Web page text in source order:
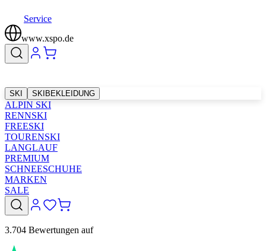
Service
www.xspo.de
SKI SKIBEKLEIDUNG
ALPIN SKI
RENNSKI
FREESKI
TOURENSKI
LANGLAUF
PREMIUM
SCHNEESCHUHE
MARKEN
SALE
3.704 Bewertungen auf